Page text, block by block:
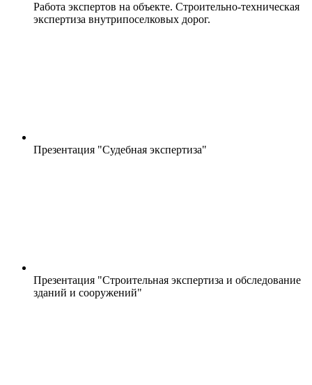
Работа экспертов на объекте. Строительно-техническая
экспертиза внутрипоселковых дорог.
Презентация "Судебная экспертиза"
Презентация "Строительная экспертиза и обследование
зданий и сооружений"